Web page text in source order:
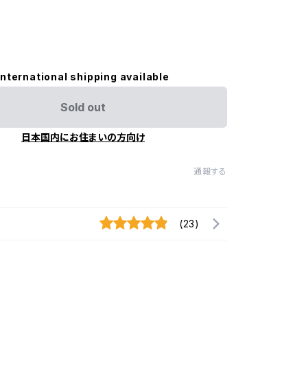
shipping available
Sold out
日本国内にお住まいの方向け
通報する
(23)